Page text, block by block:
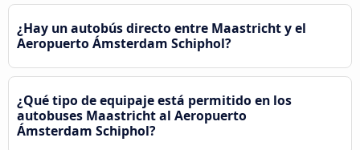
¿Hay un autobús directo entre Maastricht y el
Aeropuerto Ámsterdam Schiphol?
¿Qué tipo de equipaje está permitido en los
autobuses Maastricht al Aeropuerto
Ámsterdam Schiphol?